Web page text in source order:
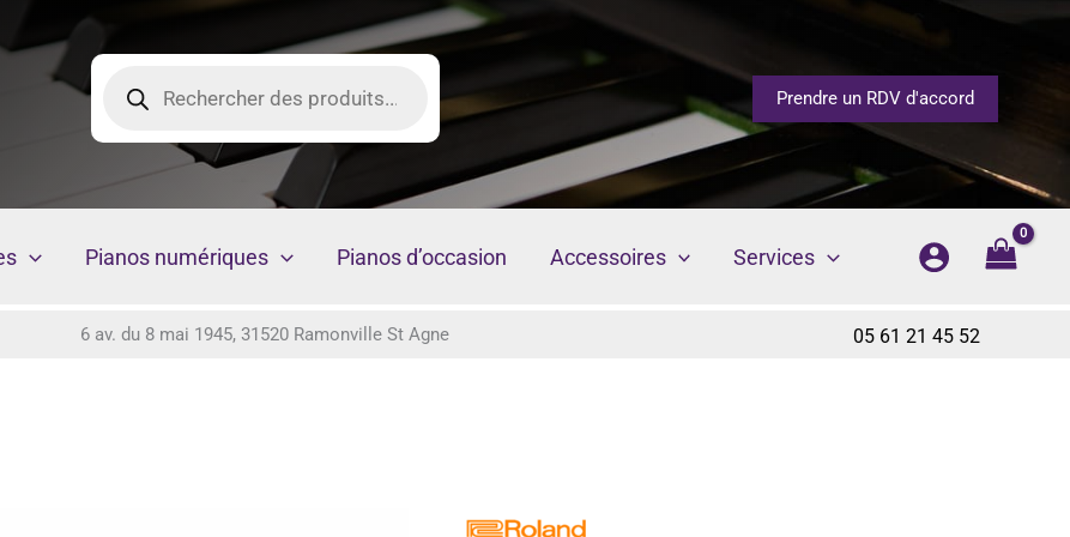
produits
Prendre un RDV d'accord
Pianos numériques Pianos d’occasion Accessoires Services
6 av. du 8 mai 1945, 31520 Ramonville St Agne 05 61 21 45 52